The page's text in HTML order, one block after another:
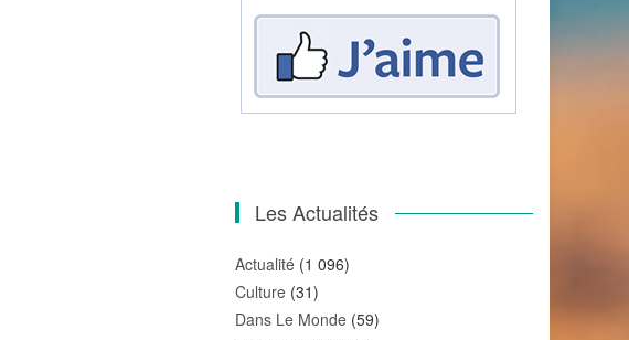
Les Actualités
Actualité (1 096)
Culture (31)
Dans Le Monde (59)